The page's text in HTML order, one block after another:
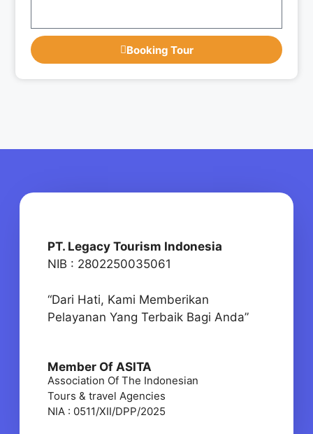
Booking Tour
PT. Legacy Tourism Indonesia
NIB : 2802250035061
“Dari Hati, Kami Memberikan
Pelayanan Yang Terbaik Bagi Anda”
Member Of ASITA
Association Of The Indonesian
Tours & travel Agencies
NIA : 0511/XII/DPP/2025